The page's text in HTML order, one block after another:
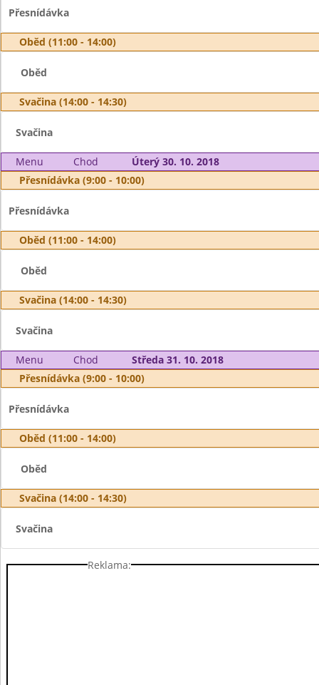
Přesnídávka
Oběd (11:00 - 14:00)
Oběd
Svačina (14:00 - 14:30)
Svačina
Menu Chod
Úterý 30. 10. 2018
Přesnídávka (9:00 - 10:00)
Přesnídávka
Oběd (11:00 - 14:00)
Oběd
Svačina (14:00 - 14:30)
Svačina
Menu Chod
Středa 31. 10. 2018
Přesnídávka (9:00 - 10:00)
Přesnídávka
Oběd (11:00 - 14:00)
Oběd
Svačina (14:00 - 14:30)
Svačina
Reklama: